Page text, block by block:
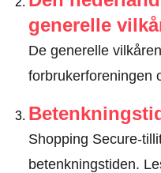
generelle
De generelle
forbrukerforeningen
Shopping Secure-
betenkningstiden.